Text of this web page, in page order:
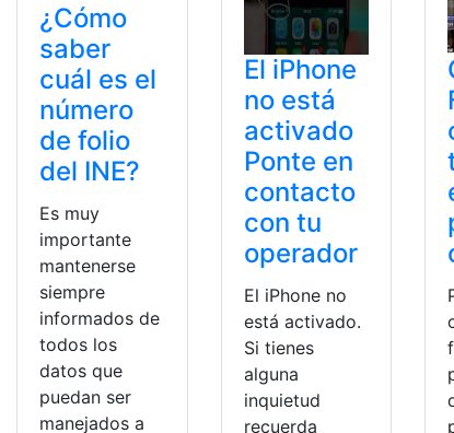
¿Cómo
saber
cuál es el
número
de folio
del INE?
Es muy
importante
mantenerse
siempre
informados de
todos los
datos que
puedan ser
manejados a
El iPhone
no está
activado
Ponte en
contacto
con tu
operador
El iPhone no
está activado.
Si tienes
alguna
inquietud
recuerda